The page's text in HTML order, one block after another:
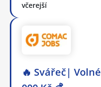
včerejší
🔥 Svářeč|